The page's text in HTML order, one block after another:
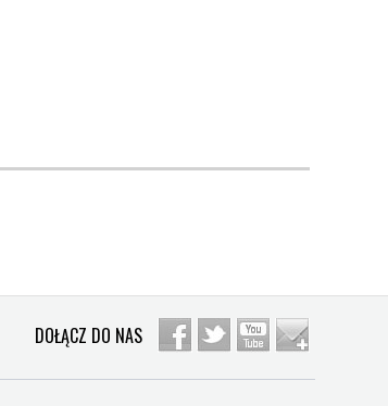
DOŁĄCZ DO NAS